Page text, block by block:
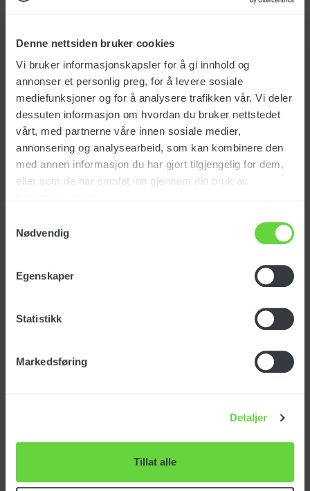
Denne nettsiden bruker cookies
Vi bruker informasjonskapsler for å gi innhold og
annonser et personlig preg, for å levere sosiale
mediefunksjoner og for å analysere trafikken vår. Vi deler
dessuten informasjon om hvordan du bruker nettstedet
vårt, med partnerne våre innen sosiale medier,
annonsering og analysearbeid, som kan kombinere den
med annen informasjon du har gjort tilgjengelig for dem,
eller som de har samlet inn gjennom din bruk av
Nødvendig
Egenskaper
Statistikk
Markedsføring
Detaljer
Tillat alle
Varenummer: 420009
Opprinnelsesland:
Last ned FDV
Spesifikasjoner
Sugenal latex fremre